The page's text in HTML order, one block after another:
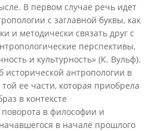
В первом случае речь идет
с заглавной буквы, как
и методически связать друг с
перспективы,
и культурность» (К. Вульф).
исторической антропологии в
ее части, которая приобрела
в контексте
поворота в философии и
в начале прошлого